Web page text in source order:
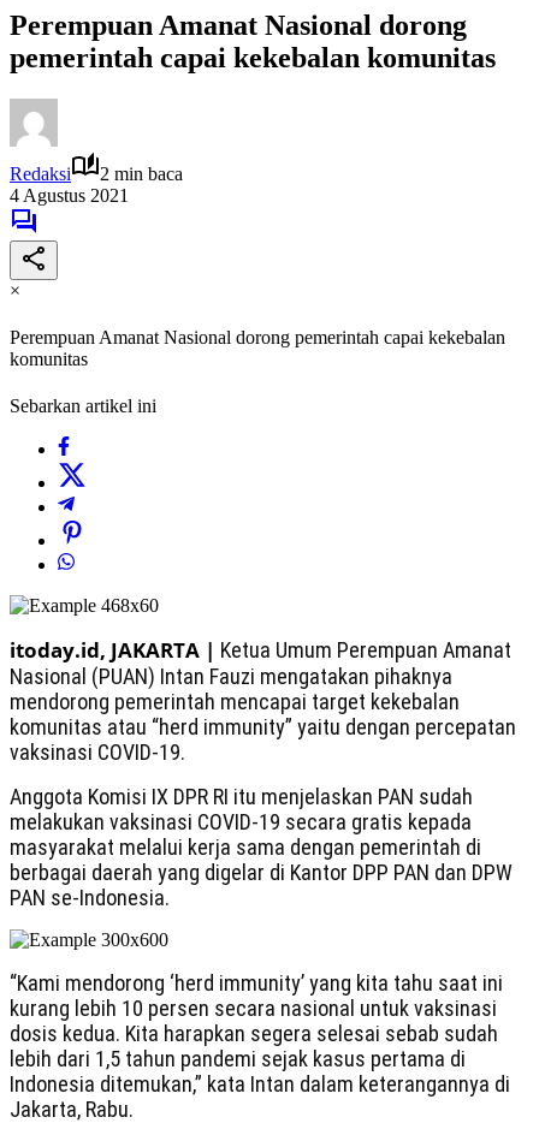
Perempuan Amanat Nasional dorong
pemerintah capai kekebalan komunitas
Redaksi
2 min baca
4 Agustus 2021
×
Perempuan Amanat Nasional dorong pemerintah capai kekebalan
komunitas
Sebarkan artikel ini
itoday.id, JAKARTA | Ketua Umum Perempuan Amanat
Nasional (PUAN) Intan Fauzi mengatakan pihaknya
mendorong pemerintah mencapai target kekebalan
komunitas atau “herd immunity” yaitu dengan percepatan
vaksinasi COVID-19.
Anggota Komisi IX DPR RI itu menjelaskan PAN sudah
melakukan vaksinasi COVID-19 secara gratis kepada
masyarakat melalui kerja sama dengan pemerintah di
berbagai daerah yang digelar di Kantor DPP PAN dan DPW
PAN se-Indonesia.
“Kami mendorong ‘herd immunity’ yang kita tahu saat ini
kurang lebih 10 persen secara nasional untuk vaksinasi
dosis kedua. Kita harapkan segera selesai sebab sudah
lebih dari 1,5 tahun pandemi sejak kasus pertama di
Indonesia ditemukan,” kata Intan dalam keterangannya di
Jakarta, Rabu.